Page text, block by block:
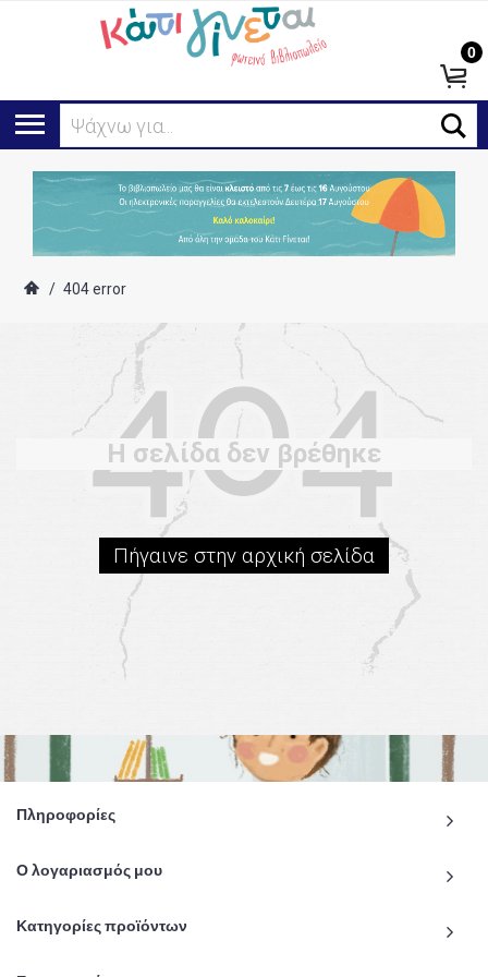
Ψάχνω για...
0
/ 404 error
Η σελίδα δεν βρέθηκε
Πήγαινε στην αρχική σελίδα
Πληροφορίες
Ο λογαριασμός μου
Κατηγορίες προϊόντων